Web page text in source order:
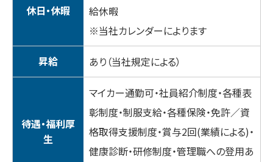
休日・休暇
給休暇
※当社カレンダーによります
昇給 あり（当社規定による）
待遇・福利厚
生
マイカー通勤可・社員紹介制度・各種表
彰制度・制服支給・各種保険・免許／資
格取得支援制度・賞与2回(業績による)・
健康診断・研修制度・管理職への登用あ